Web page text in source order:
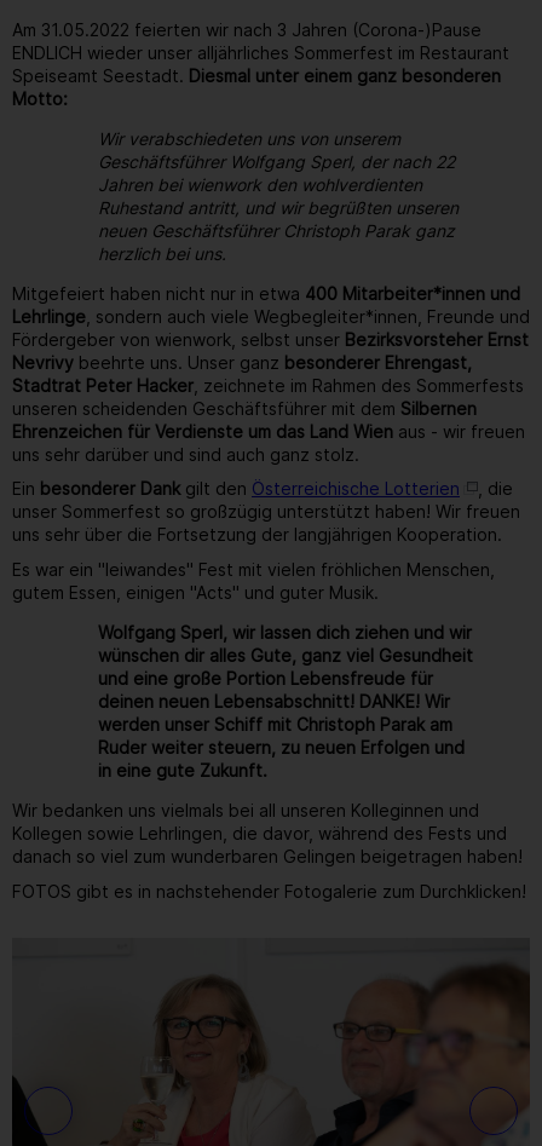
Am 31.05.2022 feierten wir nach 3 Jahren (Corona-)Pause
ENDLICH wieder unser alljährliches Sommerfest im Restaurant
Speiseamt Seestadt. Diesmal unter einem ganz besonderen
Motto:
Wir verabschiedeten uns von unserem
Geschäftsführer Wolfgang Sperl, der nach 22
Jahren bei wienwork den wohlverdienten
Ruhestand antritt, und wir begrüßten unseren
neuen Geschäftsführer Christoph Parak ganz
herzlich bei uns.
Mitgefeiert haben nicht nur in etwa 400 Mitarbeiter*innen und
Lehrlinge , sondern auch viele Wegbegleiter*innen, Freunde und
Fördergeber von wienwork, selbst unser Bezirksvorsteher Ernst
Nevrivy beehrte uns. Unser ganz besonderer Ehrengast,
Stadtrat Peter Hacker , zeichnete im Rahmen des Sommerfests
unseren scheidenden Geschäftsführer mit dem Silbernen
Ehrenzeichen für Verdienste um das Land Wien aus - wir freuen
uns sehr darüber und sind auch ganz stolz.
Ein besonderer Dank gilt den Österreichische Lotterien
, die
unser Sommerfest so großzügig unterstützt haben! Wir freuen
uns sehr über die Fortsetzung der langjährigen Kooperation.
Es war ein "leiwandes" Fest mit vielen fröhlichen Menschen,
gutem Essen, einigen "Acts" und guter Musik.
Wolfgang Sperl, wir lassen dich ziehen und wir
wünschen dir alles Gute, ganz viel Gesundheit
und eine große Portion Lebensfreude für
deinen neuen Lebensabschnitt! DANKE! Wir
werden unser Schiff mit Christoph Parak am
Ruder weiter steuern, zu neuen Erfolgen und
in eine gute Zukunft.
Wir bedanken uns vielmals bei all unseren Kolleginnen und
Kollegen sowie Lehrlingen, die davor, während des Fests und
danach so viel zum wunderbaren Gelingen beigetragen haben!
FOTOS gibt es in nachstehender Fotogalerie zum Durchklicken!